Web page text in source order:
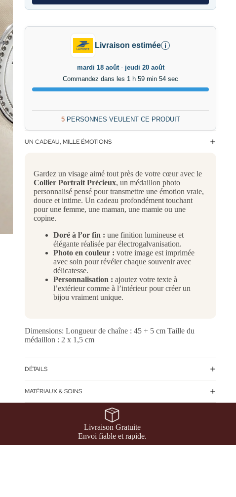
Livraison estimée i
mardi 18 août- jeudi 20 août
Commandez dans les 1 h 59 min 53 sec
5PERSONNES VEULENT CE PRODUIT
UN CADEAU, MILLE ÉMOTIONS
Gardez un visage aimé tout près de votre cœur avec le
Collier Portrait Précieux, un médaillon photo
personnalisé pensé pour transmettre une émotion vraie,
douce et intime. Un cadeau profondément touchant
pour une femme, une maman, une mamie ou une
copine.
Doré à l’or fin : une finition lumineuse et
élégante réalisée par électrogalvanisation.
Photo en couleur : votre image est imprimée
avec soin pour révéler chaque souvenir avec
délicatesse.
Personnalisation : ajoutez votre texte à
l’extérieur comme à l’intérieur pour créer un
bijou vraiment unique.
Dimensions: Longueur de chaîne : 45 + 5 cm Taille du
médaillon : 2 x 1,5 cm
DÉTAILS
MATÉRIAUX & SOINS
Livraison Gratuite
Envoi fiable et rapide.